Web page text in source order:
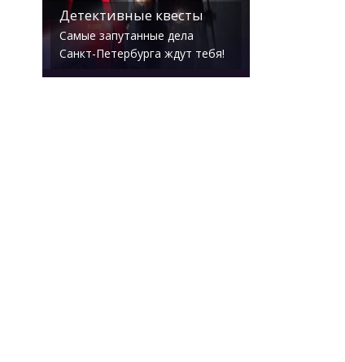
Детективные квесты
Самые запутанные дела
Санкт-Петербурга ждут тебя!